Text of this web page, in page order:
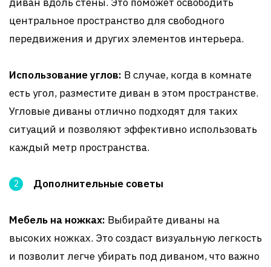
центральное пространство для свободного
передвижения и других элементов интерьера.
Использование углов: В случае, когда в комнате
есть угол, разместите диван в этом пространстве.
Угловые диваны отлично подходят для таких
ситуаций и позволяют эффективно использовать
каждый метр пространства.
Дополнительные советы
Мебель на ножках: Выбирайте диваны на
высоких ножках. Это создаст визуальную легкость
и позволит легче убирать под диваном, что важно